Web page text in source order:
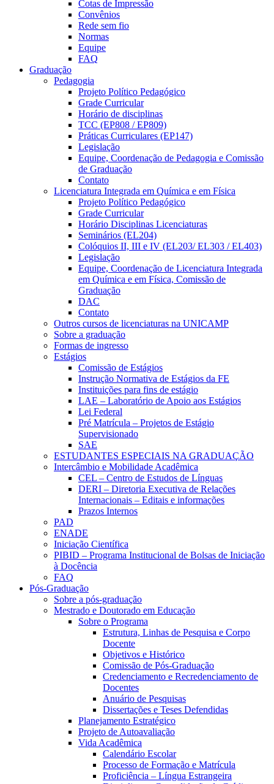
Cotas de Impressão
Convênios
Rede sem fio
Normas
Equipe
FAQ
Graduação
Pedagogia
Projeto Político Pedagógico
Grade Curricular
Horário de disciplinas
TCC (EP808 / EP809)
Práticas Curriculares (EP147)
Legislação
Equipe, Coordenação de Pedagogia e Comissão
de Graduação
Contato
Licenciatura Integrada em Química e em Física
Projeto Político Pedagógico
Grade Curricular
Horário Disciplinas Licenciaturas
Seminários (EL204)
Colóquios II, III e IV (EL203/ EL303 / EL403)
Legislação
Equipe, Coordenação de Licenciatura Integrada
em Química e em Física, Comissão de
Graduação
DAC
Contato
Outros cursos de licenciaturas na UNICAMP
Sobre a graduação
Formas de ingresso
Estágios
Comissão de Estágios
Instrução Normativa de Estágios da FE
Instituições para fins de estágio
LAE – Laboratório de Apoio aos Estágios
Lei Federal
Pré Matrícula – Projetos de Estágio
Supervisionado
SAE
ESTUDANTES ESPECIAIS NA GRADUAÇÃO
Intercâmbio e Mobilidade Acadêmica
CEL – Centro de Estudos de Línguas
DERI – Diretoria Executiva de Relações
Internacionais – Editais e informações
Prazos Internos
PAD
ENADE
Iniciação Científica
PIBID – Programa Institucional de Bolsas de Iniciação
à Docência
FAQ
Pós-Graduação
Sobre a pós-graduação
Mestrado e Doutorado em Educação
Sobre o Programa
Estrutura, Linhas de Pesquisa e Corpo
Docente
Objetivos e Histórico
Comissão de Pós-Graduação
Credenciamento e Recredenciamento de
Docentes
Anuário de Pesquisas
Dissertações e Teses Defendidas
Planejamento Estratégico
Projeto de Autoavaliação
Vida Acadêmica
Calendário Escolar
Processo de Formação e Matrícula
Proficiência – Língua Estrangeira